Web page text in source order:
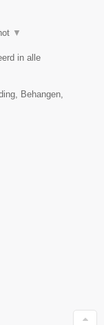
▼
in alle
Behangen,